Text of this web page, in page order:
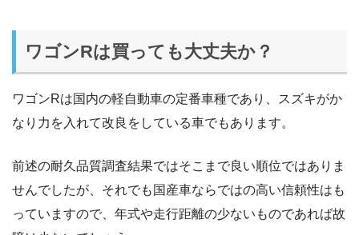
ワゴンRは買っても大丈夫か？
ワゴンRは国内の軽自動車の定番車種であり、スズキがか
なり力を入れて改良をしている車でもあります。
前述の耐久品質調査結果ではそこまで良い順位ではありま
せんでしたが、それでも国産車ならではの高い信頼性はも
っていますので、年式や走行距離の少ないものであれば故